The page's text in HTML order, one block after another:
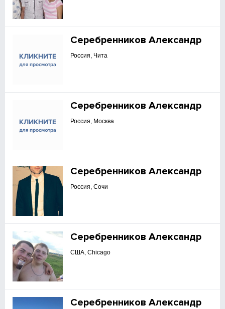
Серебренников Александр
Россия, Чита
Серебренников Александр
Россия, Москва
Серебренников Александр
Россия, Сочи
Серебренников Александр
США, Chicago
Серебренников Александр